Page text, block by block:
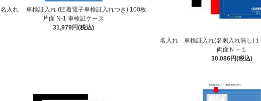
名入れ 車検証入れ (圧着電子車検証入れつき) 100枚
片面 N-1 車検証ケース
31,979円(税込)
名入れ 車検証入れ(名刺入れ無し)
両面Ｎ－１
30,086円(税込)